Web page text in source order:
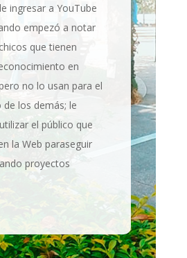
ingresar a YouTube
empezó a notar
que tienen
en
no lo usan para el
de los demás; le
el público que
la Web paraseguir
proyectos